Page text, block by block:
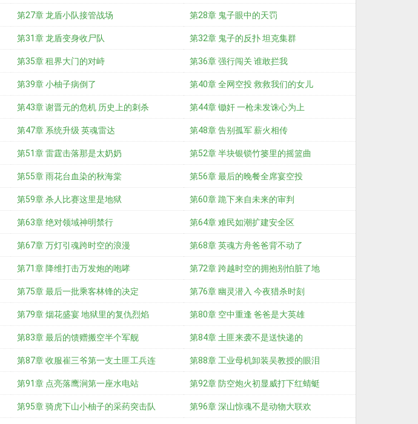
第27章 龙盾小队接管战场 第28章 鬼子眼中的天罚
第31章 龙盾变身收尸队 第32章 鬼子的反扑 坦克集群
第35章 租界大门的对峙 第36章 强行闯关 谁敢拦我
第39章 小柚子病倒了 第40章 全网空投 救救我们的女儿
第43章 谢晋元的危机 历史上的刺杀 第44章 锄奸 一枪未发诛心为上
第47章 系统升级 英魂雷达 第48章 告别孤军 薪火相传
第51章 雷霆击落那是太奶奶 第52章 半块银锁竹篓里的摇篮曲
第55章 雨花台血染的秋海棠 第56章 最后的晚餐全席宴空投
第59章 杀人比赛这里是地狱 第60章 跪下来自未来的审判
第63章 绝对领域神明禁行 第64章 难民如潮扩建安全区
第67章 万灯引魂跨时空的浪漫 第68章 英魂方舟爸爸背不动了
第71章 降维打击万发炮的咆哮 第72章 跨越时空的拥抱别怕脏了地
第75章 最后一批乘客林锋的决定 第76章 幽灵潜入 今夜猎杀时刻
第79章 烟花盛宴 地狱里的复仇烈焰 第80章 空中重逢 爸爸是大英雄
第83章 最后的馈赠搬空半个军舰 第84章 土匪来袭不是送快递的
第87章 收服崔三爷第一支土匪工兵连 第88章 工业母机卸装吴教授的眼泪
第91章 点亮落鹰涧第一座水电站 第92章 防空炮火初显威打下红蜻蜓
第95章 骑虎下山小柚子的采药突击队 第96章 深山惊魂不是动物大联欢